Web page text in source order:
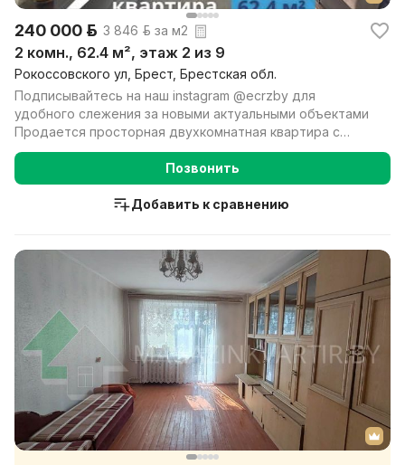
240 000 р. 3 846 р. за м2
2 комн., 62.4 м², этаж 2 из 9
Рокоссовского ул, Брест, Брестская обл.
Подписывайтесь на наш instagram @ecrzby для
удобного слежения за новыми актуальными объектами
Продается просторная двухкомнатная квартира с
отличными ...
Позвонить
Добавить к сравнению